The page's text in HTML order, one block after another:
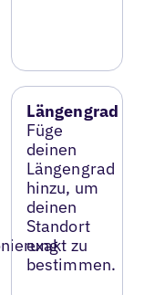
Längengrad
Füge
deinen
Längengrad
hinzu, um
deinen
Standort
exakt zu
bestimmen.